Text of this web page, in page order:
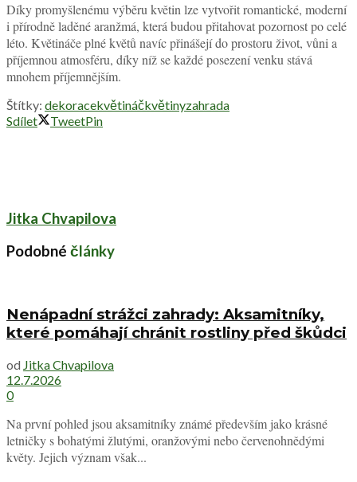
Díky promyšlenému výběru květin lze vytvořit romantické, moderní
i přírodně laděné aranžmá, která budou přitahovat pozornost po celé
léto. Květináče plné květů navíc přinášejí do prostoru život, vůni a
příjemnou atmosféru, díky níž se každé posezení venku stává
mnohem příjemnějším.
Štítky: dekoracekvětináčkvětinyzahrada
Sdílet
TweetPin
Jitka Chvapilova
Podobné články
Nenápadní strážci zahrady: Aksamitníky,
které pomáhají chránit rostliny před škůdci
od Jitka Chvapilova
12.7.2026
0
Na první pohled jsou aksamitníky známé především jako krásné
letničky s bohatými žlutými, oranžovými nebo červenohnědými
květy. Jejich význam však...